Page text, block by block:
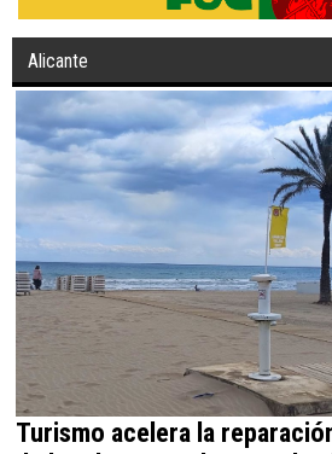
Alicante
Turismo acelera la